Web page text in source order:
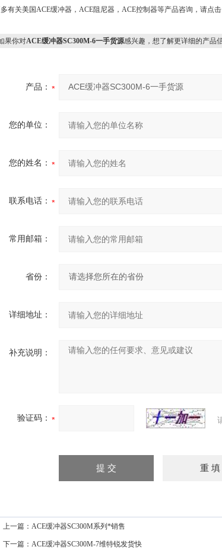
有关美国ACE缓冲器，ACE阻尼器，ACE控制器等产品咨询，请点击
你对ACE缓冲器SC300M-6一手货源感兴趣，想了解更详细的产品
产品：
您的单位：
您的姓名：
联系电话：
常用邮箱：
省份：
详细地址：
补充说明：
验证码：
上一篇： ACE缓冲器SC300M系列*销售
下一篇： ACE缓冲器SC300M-7维特锐发货快